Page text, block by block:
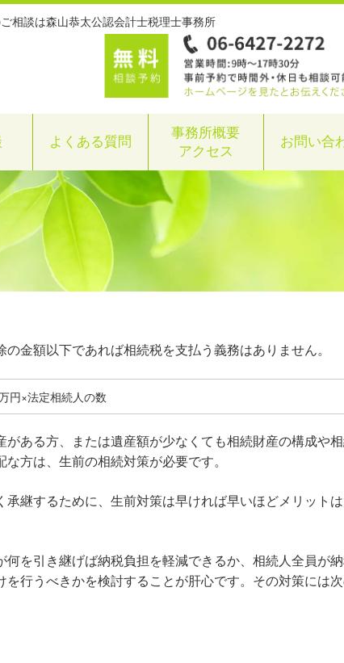
相談は森山恭太公認会計士税理士事務所
よくある質問
事務所概要
アクセス
お問い合
金額以下であれば相続税を支払う義務はありません。
円×法定相続人の数
がある方、または遺産額が少なくても相続財産の構成や
方は、生前の相続対策が必要です。
継するために、生前対策は早ければ早いほどメリット
を引き継げば納税負担を軽減できるか、相続人全員が
行うべきかを検討することが肝心です。その対策には次